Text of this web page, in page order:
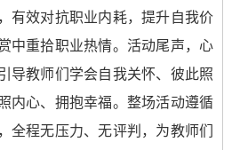
有效对抗职业内耗，提升自我价
中重拾职业热情。活动尾声，心
导教师们学会自我关怀、彼此照
内心、拥抱幸福。整场活动遵循
全程无压力、无评判，为教师们